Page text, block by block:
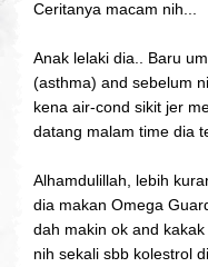
Ceritanya macam nih...
Anak lelaki dia.. Baru
(asthma) and sebelum
kena air-cond sikit jer
datang malam time dia
Alhamdulillah, lebih
dia makan Omega
dah makin ok and
nih sekali sbb kolestrol